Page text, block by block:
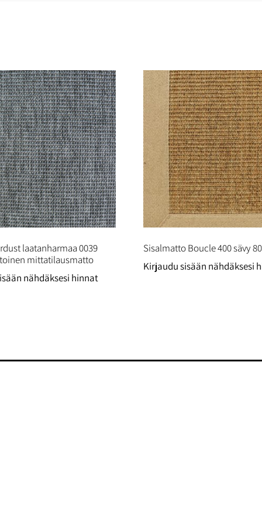
laatanharmaa 0039
mittatilausmatto
nähdäksesi hinnat
Sisalmatto Boucle 400 sävy
Kirjaudu sisään nähdäksesi